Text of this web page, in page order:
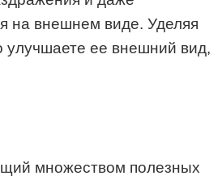
на внешнем виде. Уделяя
улучшаете ее внешний вид,
множеством полезных